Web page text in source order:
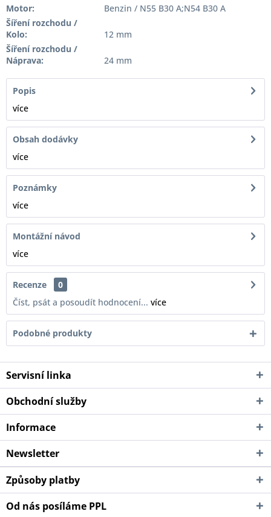
Motor:
Benzin / N55 B30 A;N54 B30 A
Šíření rozchodu /
Kolo:
12 mm
Šíření rozchodu /
Náprava:
24 mm
Popis
více
Obsah dodávky
více
Poznámky
více
Montážní návod
více
Recenze
0
Číst, psát a posoudít hodnocení... více
Podobné produkty
Servisní linka
Obchodní služby
Informace
Newsletter
Způsoby platby
Od nás posíláme PPL